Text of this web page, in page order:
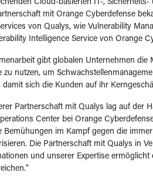
Cloud-basierten IT-,
mit Orange Cyberdefense
von Qualys, wie Vulnerability
Intelligence Service von Orange
gibt globalen Unternehmen die
zu nutzen, um
damit sich die Kunden auf ihr
Partnerschaft mit Qualys lag auf der
Center bei Orange
Bemühungen im Kampf gegen die
Die Partnerschaft mit Qualys in
und unserer Expertise